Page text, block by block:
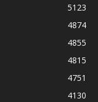
5123
4874
4855
4815
4751
4130